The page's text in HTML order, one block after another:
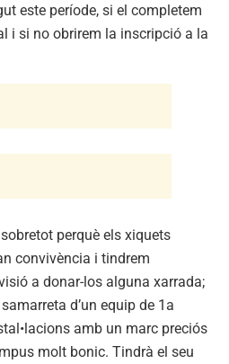
este període, si el completem
i si no obrirem la inscripció a la
perquè els xiquets
convivència i tindrem
a donar-los alguna xarrada;
d’un equip de 1a
amb un marc preciós
molt bonic. Tindrà el seu